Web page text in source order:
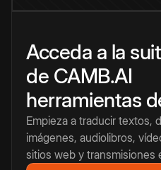
Acceda a la
de CAMB.AI
herramientas
Empieza a traducir textos,
imágenes, audiolibros,
sitios web y transmisiones